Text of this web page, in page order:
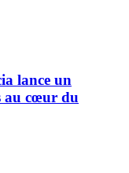
lance un
au cœur du